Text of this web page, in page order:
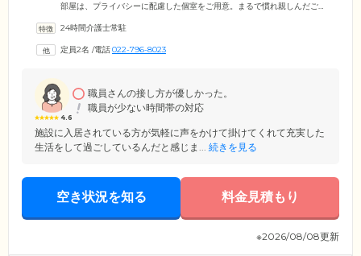
部屋は、プライバシーに配慮した個室をご用意。まるで慣れ親しんだご
に配慮したメニューを、1日3食ご提供します。入浴は二方向からの介助
心して清潔を保つことが可能です。さらに当ホームには菜園コーナーが
24時間介護士常駐
定員2名 /電話022-796-8023
4.6
職員さんの接し方が優しかった。
職員が少ない時間帯の対応
施設に入居されている方が気軽に声をかけて掛けてくれて充実した
生活をして過ごしているんだと感じま... 続きを見る
空き状況を知る 料金見積もり
※2026/08/08更新